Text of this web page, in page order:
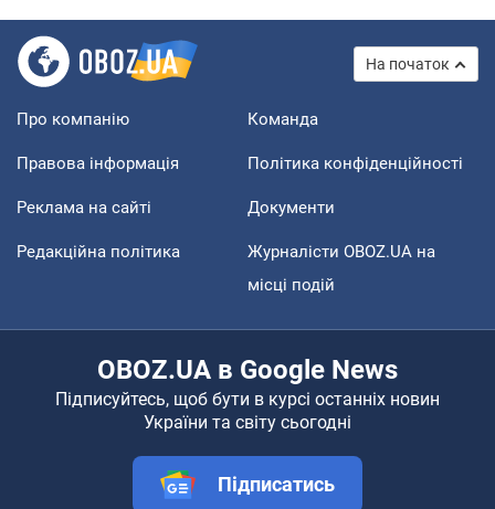
На початок
Про компанію Команда
Правова інформація Політика конфіденційності
Реклама на сайті Документи
Редакційна політика
Журналісти OBOZ.UA на
місці подій
OBOZ.UA в Google News
Підписуйтесь, щоб бути в курсі останніх новин
України та світу сьогодні
Підписатись